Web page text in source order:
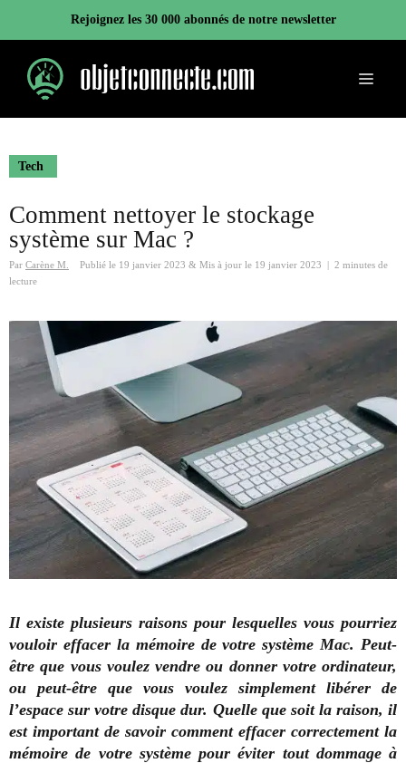
contenu
Rejoignez les 30 000 abonnés de notre newsletter
Menu
Tech
Comment nettoyer le stockage
système sur Mac ?
Par Carène M. Publié le 19 janvier 2023 & Mis à jour le 19 janvier 2023
2 minutes de
lecture
Il existe plusieurs raisons pour lesquelles vous pourriez
vouloir effacer la mémoire de votre système Mac. Peut-
être que vous voulez vendre ou donner votre ordinateur,
ou peut-être que vous voulez simplement libérer de
l’espace sur votre disque dur. Quelle que soit la raison, il
est important de savoir comment effacer correctement la
mémoire de votre système pour éviter tout dommage à